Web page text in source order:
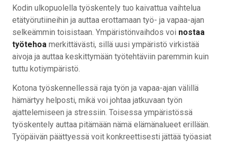
Kodin ulkopuolella työskentely tuo kaivattua vaihtelua
etätyörutiineihin ja auttaa erottamaan työ- ja vapaa-ajan
selkeämmin toisistaan. Ympäristönvaihdos voi nostaa
työtehoa merkittävästi, sillä uusi ympäristö virkistää
aivoja ja auttaa keskittymään työtehtäviin paremmin kuin
tuttu kotiympäristö.
Kotona työskennellessä raja työn ja vapaa-ajan välillä
hämärtyy helposti, mikä voi johtaa jatkuvaan työn
ajattelemiseen ja stressiin. Toisessa ympäristössä
työskentely auttaa pitämään nämä elämänalueet erillään.
Työpäivän päättyessä voit konkreettisesti jättää työasiat